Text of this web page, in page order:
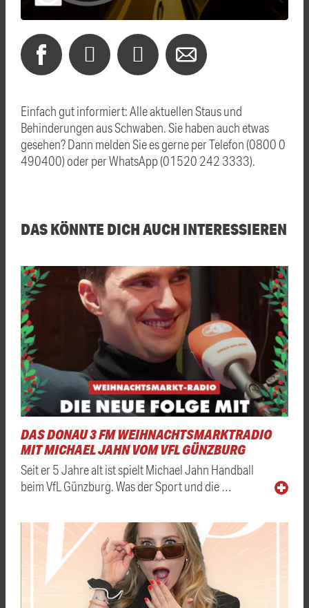
Einfach gut informiert: Alle aktuellen Staus und
Behinderungen aus Schwaben. Sie haben auch etwas
gesehen? Dann melden Sie es gerne per Telefon (0800 0
490400) oder per WhatsApp (01520 242 3333).
DAS KÖNNTE DICH AUCH INTERESSIEREN
DAS DONAU 3 FM WEIHNACHTSMARKTRADIO
MIT MICHAEL JAHN VOM VFL GÜNZBURG
Seit er 5 Jahre alt ist spielt Michael Jahn Handball
beim VfL Günzburg. Was der Sport und die …